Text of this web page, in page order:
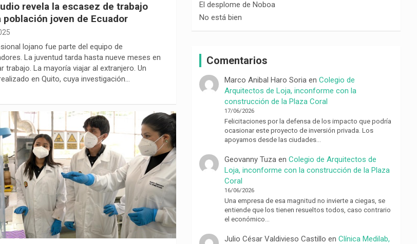
revela la escasez de trabajo
población joven de Ecuador
lojano fue parte del equipo de
La juventud tarda hasta nueve meses en
trabajo. La mayoría viajar al extranjero. Un
en Quito, cuya investigación…
El desplome de Noboa
No está bien
Comentarios
Marco Anibal Haro Soria enColegio de
Arquitectos de Loja, inconforme con la
construcción de la Plaza Coral
17/06/2026
Felicitaciones por la defensa de los impacto que podría
ocasionar este proyecto de inversión privada. Los
apoyamos desde las ciudades…
Geovanny Tuza enColegio de Arquitectos de
Loja, inconforme con la construcción de la Plaza
Coral
16/06/2026
Una empresa de esa magnitud no invierte a ciegas, se
entiende que los tienen resueltos todos, caso contrario
el económico…
Julio César Valdivieso Castillo enClínica Medilab,